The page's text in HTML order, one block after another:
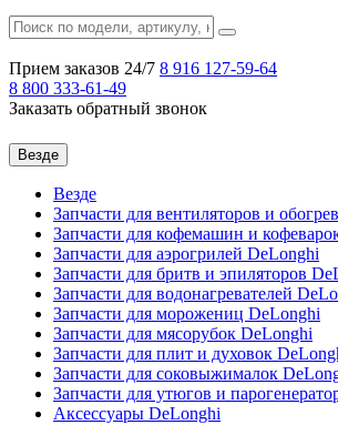
Прием заказов 24/7 8 916 127-59-64
8 800 333-61-49
Заказать обратный звонок
Везде
Везде
Запчасти для вентиляторов и
Запчасти для кофемашин и
Запчасти для аэрогрилей DeLonghi
Запчасти для бритв и эпиляторов
Запчасти для водонагревателей
Запчасти для морожениц DeLonghi
Запчасти для мясорубок DeLonghi
Запчасти для плит и духовок
Запчасти для соковыжималок
Запчасти для утюгов и
Аксессуары DeLonghi